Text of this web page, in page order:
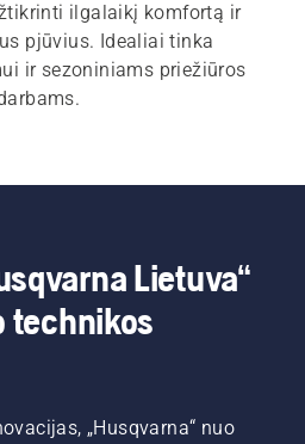
ilgalaikį komfortą ir
pjūvius. Idealiai tinka
ir sezoniniams priežiūros
Lietuva“
technikos
„Husqvarna“ nuo